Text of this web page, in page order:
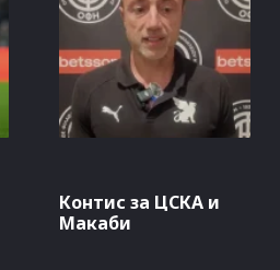
Контис за ЦСКА и
Макаби